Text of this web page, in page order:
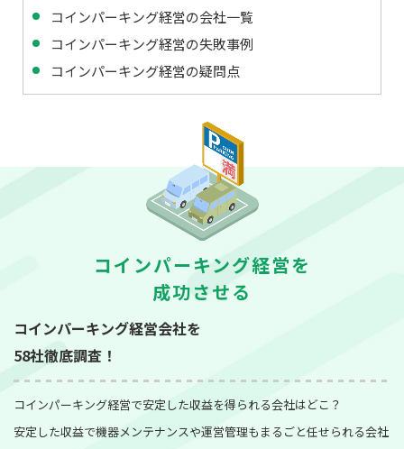
コインパーキング経営の会社一覧
コインパーキング経営の失敗事例
コインパーキング経営の疑問点
コインパーキング経営を
成功させる
コインパーキング経営会社を
58社徹底調査！
コインパーキング経営で安定した収益を得られる会社はどこ？
安定した収益で機器メンテナンスや運営管理もまるごと任せられる会社